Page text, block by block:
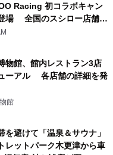
Racing 初コラボキャン
場 全国のスシロー店舗で
FUNBOO(ミニカー)付き
展開されます
物館、館内レストラン3店
ーアル 各店舗の詳細を発
館
を避けて「温泉＆サウナ」
レットパーク木更津から車